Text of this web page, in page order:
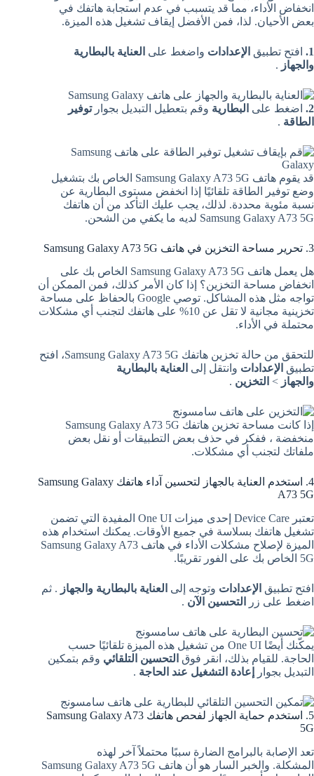
انخفاض الأداء، مما قد يتسبب في عدم استجابة هاتفك في
بعض الأحيان. لذا، فمن الأفضل إيقاف تشغيل هذه الميزة.
1. افتح تطبيق الإعدادات واضغط على العناية بالبطارية
والجهاز .
2. اضغط على البطارية وقم بتعطيل التبديل بجوارتوفير
الطاقة .
قد يقوم هاتف Samsung Galaxy A73 5G الخاص بك بتشغيل
وضع توفير الطاقة تلقائيًا إذا انخفض مستوى البطارية عن
نسبة مئوية محددة. لذلك، يجب عليك التأكد من أن هاتفك
Samsung Galaxy A73 5G لديه ما يكفي من الشحن.
3. تحرير مساحة التخزين في هاتف Samsung Galaxy A73 5G
هل يعمل هاتف Samsung Galaxy A73 5G الخاص بك على
انخفاض مساحة التخزين؟ إذا كان الأمر كذلك، فمن الممكن أن
تواجه مثل هذه المشاكل. توصي Google بالحفاظ على مساحة
تخزينية مجانية لا تقل عن 10% على هاتفك لتجنب أي مشكلات
محتملة في الأداء.
للتحقق من حالة تخزين هاتفك Samsung Galaxy A73 5G، افتح
تطبيق الإعدادات وانتقل إلى العناية بالبطارية
والجهاز > التخزين .
إذا كانت مساحة تخزين هاتفك Samsung Galaxy A73 5G
منخفضة ، ففكر في حذف بعض التطبيقات أو نقل بعض
ملفاتك لتجنب أي مشكلات.
4. استخدم العناية بالجهاز لتحسين آداء هاتفك Samsung Galaxy
A73 5G
تعتبر Device Care إحدى ميزات One UI المفيدة التي تضمن
تشغيل هاتفك بسلاسة في جميع الأوقات. يمكنك استخدام هذه
الميزة لإصلاح مشكلات الأداء في هاتف Samsung Galaxy A73
5G الخاص بك على الفور تقريبًا.
افتح تطبيق الإعدادات وتوجه إلى العناية بالبطارية والجهاز . ثم
اضغط على زر
التحسين الآن .
يمكّنك أيضًا One UI من تشغيل هذه الميزة تلقائيًا حسب
الحاجة. للقيام بذلك، انقر فوق التحسين التلقائي وقم بتمكين
التبديل بجوار
إعادة التشغيل عند الحاجة .
5. استخدم حماية الجهاز لفحص هاتفك Samsung Galaxy A73
5G
تعد الإصابة بالبرامج الضارة سببًا محتملاً آخر لهذه
المشكلة. والخبر السار هو أن هاتف Samsung Galaxy A73 5G